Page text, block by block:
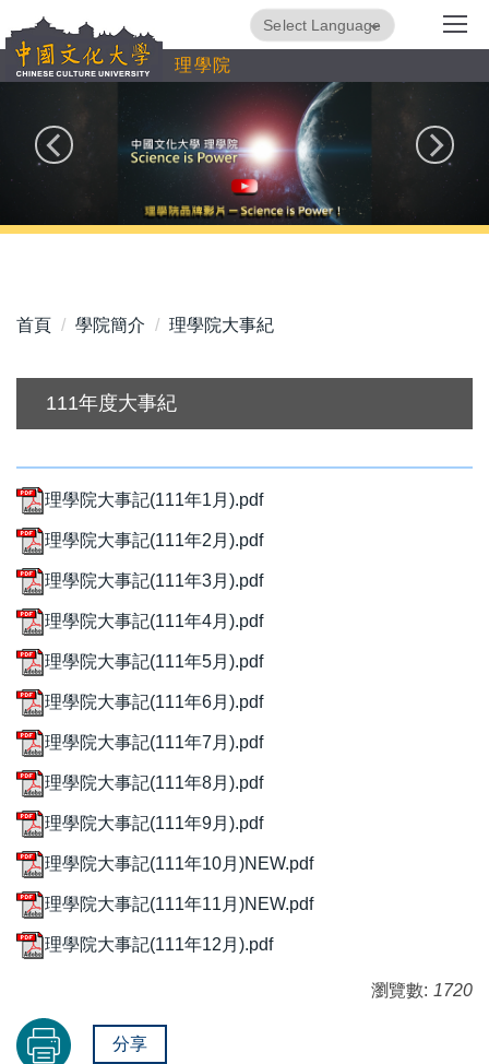
到
主
理學院
Translate
首頁 學院簡介 理學院大事紀
111年度大事紀
理學院大事記(111年1月).pdf
理學院大事記(111年2月).pdf
理學院大事記(111年3月).pdf
理學院大事記(111年4月).pdf
理學院大事記(111年5月).pdf
理學院大事記(111年6月).pdf
理學院大事記(111年7月).pdf
理學院大事記(111年8月).pdf
理學院大事記(111年9月).pdf
理學院大事記(111年10月)NEW.pdf
理學院大事記(111年11月)NEW.pdf
理學院大事記(111年12月).pdf
瀏覽數: 1720
分享